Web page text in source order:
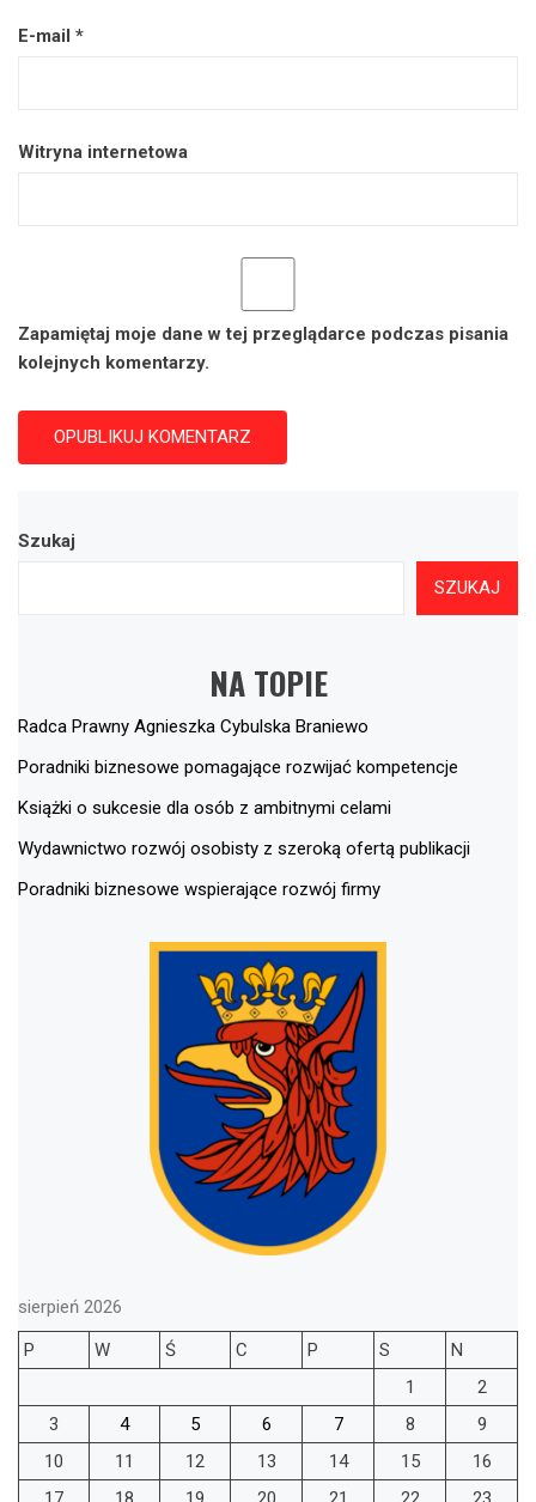
E-mail *
Witryna internetowa
Zapamiętaj moje dane w tej przeglądarce podczas pisania
kolejnych komentarzy.
Szukaj
SZUKAJ
NA TOPIE
Radca Prawny Agnieszka Cybulska Braniewo
Poradniki biznesowe pomagające rozwijać kompetencje
Książki o sukcesie dla osób z ambitnymi celami
Wydawnictwo rozwój osobisty z szeroką ofertą publikacji
Poradniki biznesowe wspierające rozwój firmy
sierpień 2026
P
W Ś C P S
N
1
2
3
4 5 6 7 8
9
10
11 12 13 14 15
16